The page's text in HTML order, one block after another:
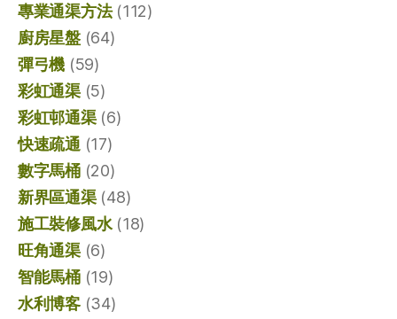
專業通渠方法(112)
廚房星盤(64)
彈弓機 (59)
彩虹通渠(5)
彩虹邨通渠(6)
快速疏通 (17)
數字馬桶(20)
新界區通渠(48)
施工裝修風水(18)
旺角通渠(6)
智能馬桶(19)
水利博客(34)